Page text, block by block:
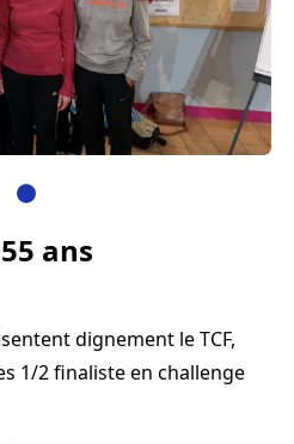
ans
dignement le TCF,
1/2 finaliste en challenge